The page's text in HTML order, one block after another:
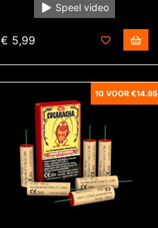
Speel video
€ 5,99
10 VOOR €14.95